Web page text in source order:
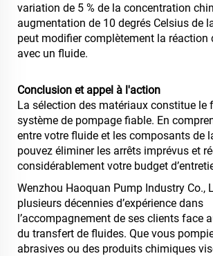
variation de 5 % de la concentration
augmentation de 10 degrés Celsius de
peut modifier complètement la réaction
avec un fluide.
Conclusion et appel à l'action
La sélection des matériaux constitue le
système de pompage fiable. En
entre votre fluide et les composants de
pouvez éliminer les arrêts imprévus et
considérablement votre budget
Wenzhou Haoquan Pump Industry Co.,
plusieurs décennies d’expérience dans
l’accompagnement de ses clients face
du transfert de fluides. Que vous
abrasives ou des produits chimiques